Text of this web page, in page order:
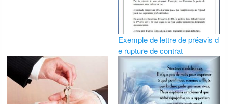
Exemple de lettre de préavis d
e rupture de contrat